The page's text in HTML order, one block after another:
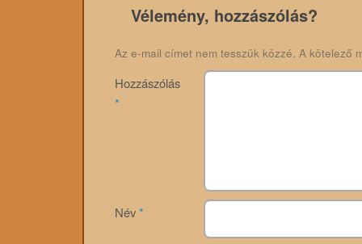
Vélemény, hozzászólás?
Az e-mail címet nem tesszük közzé. A kötelező
Hozzászólás
*
Név*